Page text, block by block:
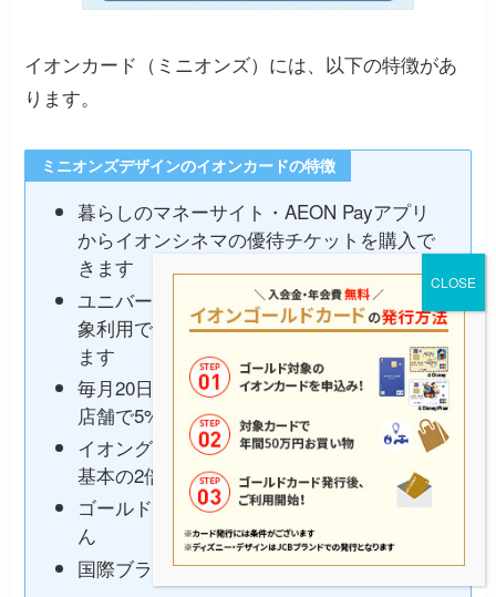
イオンカード（ミニオンズ）には、以下の特徴があ
ります。
ミニオンズデザインのイオンカードの特徴
暮らしのマネーサイト・AEON Payアプリ
からイオンシネマの優待チケットを購入で
きます
ユニバーサル・スタジオ・ジャパン内の対
象利用でWAON POINTが基本の10倍になり
ます
毎月20日・30日のお客さま感謝デーに対象
店舗で5%オフになります
イオングループ対象店舗でWAON POINTが
基本の2倍になります
ゴールドカードへの切替対象ではありませ
ん
国際ブランドはVisaまたはMastercardです